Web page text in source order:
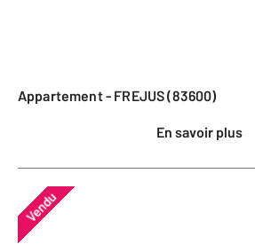
Appartement - FREJUS (83600)
En savoir plus
Vendu